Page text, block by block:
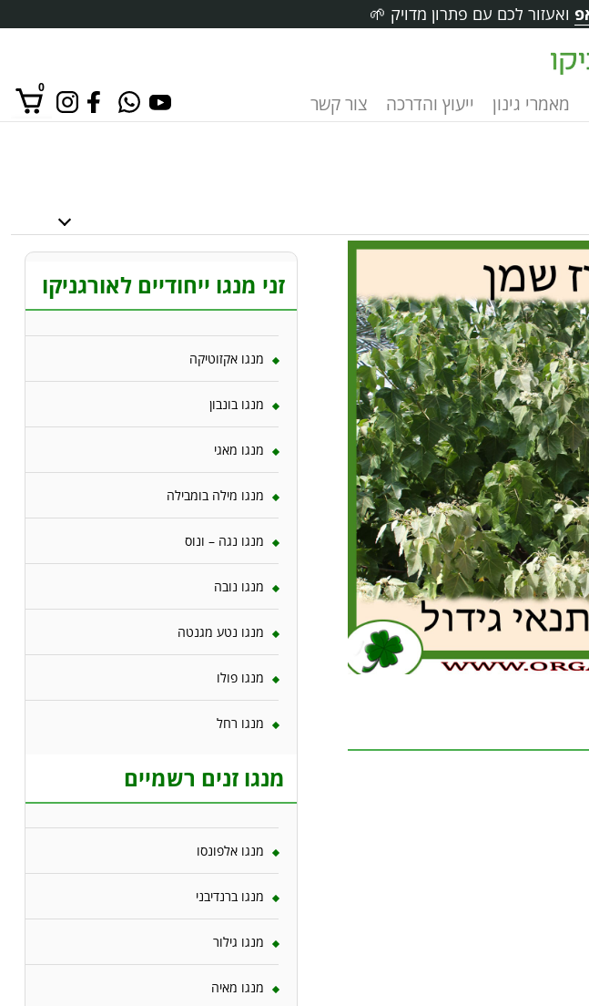
ואעזור לכם עם פתרון מדויק 🌱
מאמרי גינון ייעוץ והדרכה צור קשר
0
זני מנגו ייחודיים לאורגניקו
מנגו אקזוטיקה
מנגו בונבון
מנגו מאגי
מנגו מילה בומבילה
מנגו נגה – ונוס
מנגו נובה
מנגו נטע מגנטה
מנגו פולו
מנגו רחל
מנגו זנים רשמיים
מנגו אלפונסו
מנגו ברנדיבני
מנגו גילור
מנגו מאיה